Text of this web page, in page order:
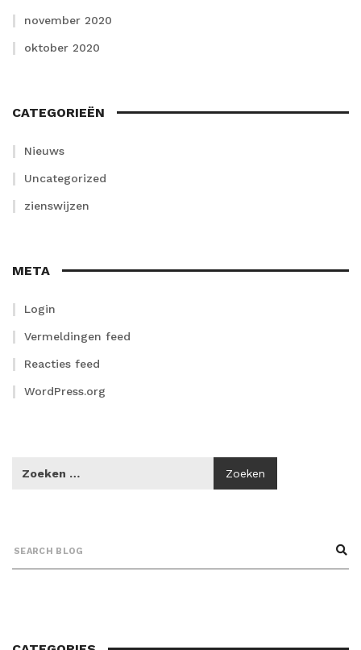
november 2020
oktober 2020
CATEGORIEËN
Nieuws
Uncategorized
zienswijzen
META
Login
Vermeldingen feed
Reacties feed
WordPress.org